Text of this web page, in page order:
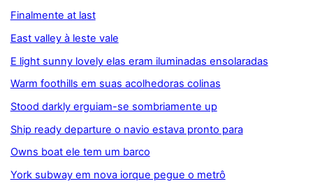
Finalmente at last
East valley à leste vale
E light sunny lovely elas eram iluminadas ensolaradas
Warm foothills em suas acolhedoras colinas
Stood darkly erguiam-se sombriamente up
Ship ready departure o navio estava pronto para
Owns boat ele tem um barco
York subway em nova iorque pegue o metrô